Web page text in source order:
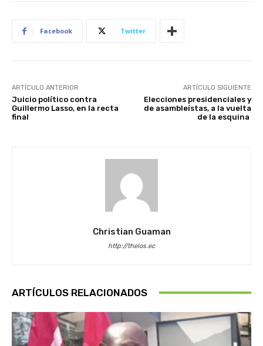
Facebook Twitter
ARTÍCULO ANTERIOR
Juicio político contra
Guillermo Lasso, en la recta
final
ARTÍCULO SIGUIENTE
Elecciones presidenciales y
de asambleístas, a la vuelta
de la esquina
Christian Guaman
http://thelos.ec
ARTÍCULOS RELACIONADOS